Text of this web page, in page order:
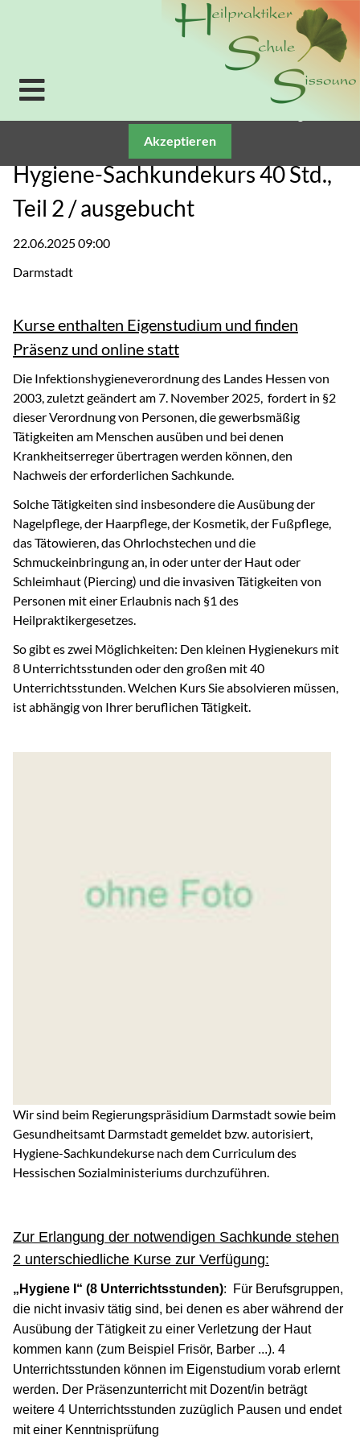
Hygiene-Sachkundekurs 40 Std.,
Teil 2 / ausgebucht
22.06.2025 09:00
Darmstadt
Kurse enthalten Eigenstudium und finden
Präsenz und online statt
Die Infektionshygieneverordnung des Landes Hessen von
2003, zuletzt geändert am 7. November 2025, fordert in §2
dieser Verordnung von Personen, die gewerbsmäßig
Tätigkeiten am Menschen ausüben und bei denen
Krankheitserreger übertragen werden können, den
Nachweis der erforderlichen Sachkunde.
Solche Tätigkeiten sind insbesondere die Ausübung der
Nagelpflege, der Haarpflege, der Kosmetik, der Fußpflege,
das Tätowieren, das Ohrlochstechen und die
Schmuckeinbringung an, in oder unter der Haut oder
Schleimhaut (Piercing) und die invasiven Tätigkeiten von
Personen mit einer Erlaubnis nach §1 des
Heilpraktikergesetzes.
So gibt es zwei Möglichkeiten: Den kleinen Hygienekurs mit
8 Unterrichtsstunden oder den großen mit 40
Unterrichtsstunden. Welchen Kurs Sie absolvieren müssen,
ist abhängig von Ihrer beruflichen Tätigkeit.
Wir sind beim Regierungspräsidium Darmstadt sowie beim
Gesundheitsamt Darmstadt gemeldet bzw. autorisiert,
Hygiene-Sachkundekurse nach dem Curriculum des
Hessischen Sozialministeriums durchzuführen.
Zur Erlangung der notwendigen Sachkunde stehen
2 unterschiedliche Kurse zur Verfügung:
„Hygiene I“ (8 Unterrichtsstunden): Für Berufsgruppen,
die nicht invasiv tätig sind, bei denen es aber während der
Ausübung der Tätigkeit zu einer Verletzung der Haut
kommen kann (zum Beispiel Frisör, Barber ...). 4
Unterrichtsstunden können im Eigenstudium vorab erlernt
werden. Der Präsenzunterricht mit Dozent/in beträgt
weitere 4 Unterrichtsstunden zuzüglich Pausen und endet
mit einer Kenntnisprüfung
Verwendung von Cookies: Um unsere Webseite für Sie
optimal zu gestalten und fortlaufend verbessern zu
können, verwenden wir Cookies. Durch die weitere
Nutzung der Webseite stimmen Sie der Verwendung
von Cookies zu. Weitere Informationen zu Cookies
Akzeptieren